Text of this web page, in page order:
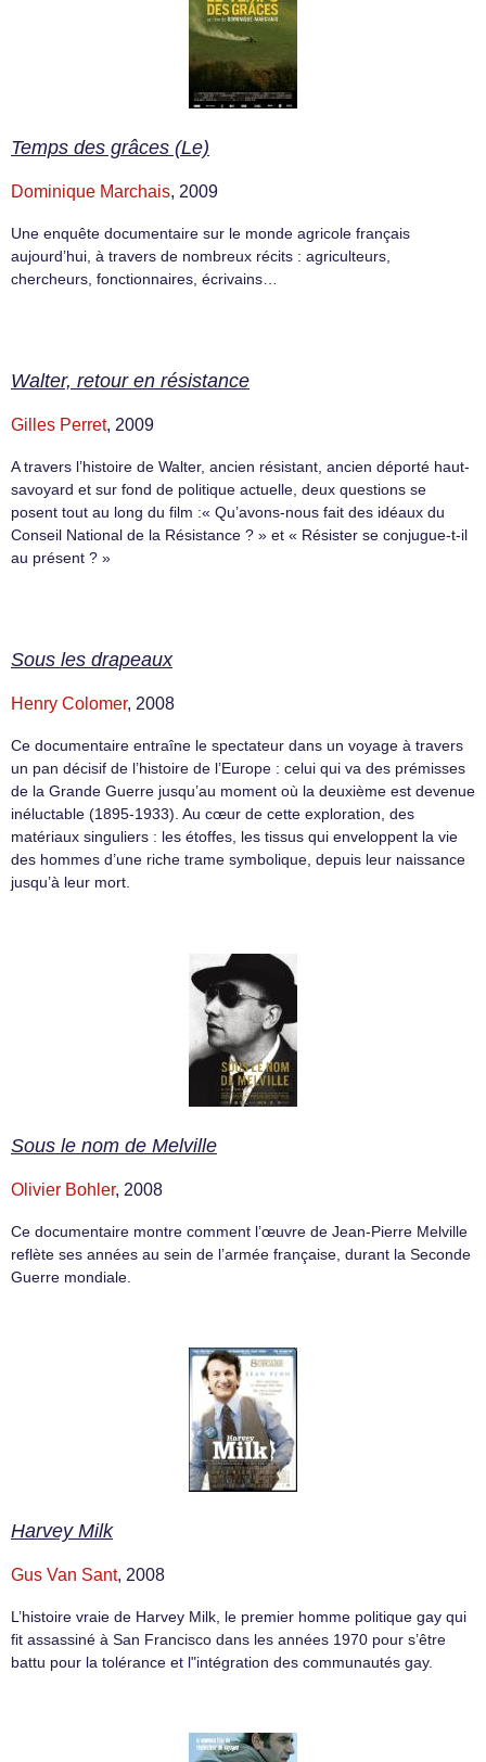
Temps des grâces (Le)
Dominique Marchais, 2009
Une enquête documentaire sur le monde agricole français
aujourd’hui, à travers de nombreux récits : agriculteurs,
chercheurs, fonctionnaires, écrivains…
Walter, retour en résistance
Gilles Perret, 2009
A travers l’histoire de Walter, ancien résistant, ancien déporté haut-
savoyard et sur fond de politique actuelle, deux questions se
posent tout au long du film :« Qu’avons-nous fait des idéaux du
Conseil National de la Résistance ? » et « Résister se conjugue-t-il
au présent ? »
Sous les drapeaux
Henry Colomer, 2008
Ce documentaire entraîne le spectateur dans un voyage à travers
un pan décisif de l’histoire de l’Europe : celui qui va des prémisses
de la Grande Guerre jusqu’au moment où la deuxième est devenue
inéluctable (1895-1933). Au cœur de cette exploration, des
matériaux singuliers : les étoffes, les tissus qui enveloppent la vie
des hommes d’une riche trame symbolique, depuis leur naissance
jusqu’à leur mort.
Sous le nom de Melville
Olivier Bohler, 2008
Ce documentaire montre comment l’œuvre de Jean-Pierre Melville
reflète ses années au sein de l’armée française, durant la Seconde
Guerre mondiale.
Harvey Milk
Gus Van Sant, 2008
L’histoire vraie de Harvey Milk, le premier homme politique gay qui
fit assassiné à San Francisco dans les années 1970 pour s’être
battu pour la tolérance et l"intégration des communautés gay.